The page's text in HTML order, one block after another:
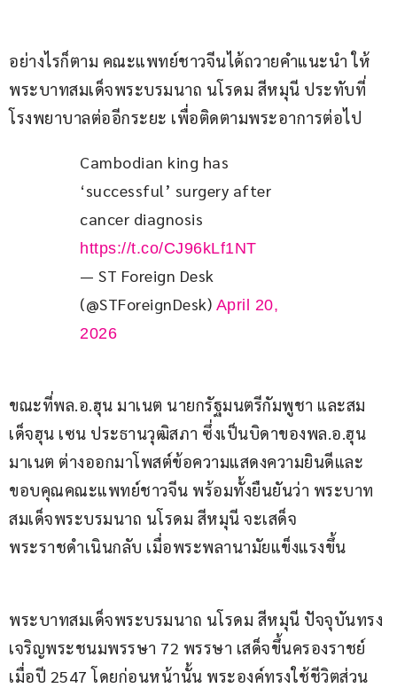
อย่างไรก็ตาม คณะแพทย์ชาวจีนได้ถวายคำแนะนำ ให้
พระบาทสมเด็จพระบรมนาถ นโรดม สีหมุนี ประทับที่
โรงพยาบาลต่ออีกระยะ เพื่อติดตามพระอาการต่อไป
Cambodian king has
‘successful’ surgery after
cancer diagnosis
https://t.co/CJ96kLf1NT
— ST Foreign Desk
(@STForeignDesk) April 20,
2026
ขณะที่พล.อ.ฮุน มาเนต นายกรัฐมนตรีกัมพูชา และสม
เด็จฮุน เซน ประธานวุฒิสภา ซึ่งเป็นบิดาของพล.อ.ฮุน
มาเนต ต่างออกมาโพสต์ข้อความแสดงความยินดีและ
ขอบคุณคณะแพทย์ชาวจีน พร้อมทั้งยืนยันว่า พระบาท
สมเด็จพระบรมนาถ นโรดม สีหมุนี จะเสด็จ
พระราชดำเนินกลับ เมื่อพระพลานามัยแข็งแรงขึ้น
พระบาทสมเด็จพระบรมนาถ นโรดม สีหมุนี ปัจจุบันทรง
เจริญพระชนมพรรษา 72 พรรษา เสด็จขึ้นครองราชย์
เมื่อปี 2547 โดยก่อนหน้านั้น พระองค์ทรงใช้ชีวิตส่วน